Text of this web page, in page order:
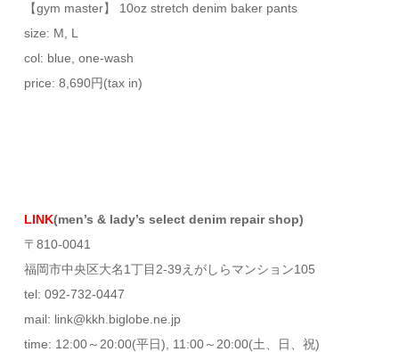
【gym master】 10oz stretch denim baker pants
size: M, L
col: blue, one-wash
price: 8,690円(tax in)
LINK(men’s & lady’s select denim repair shop)
〒810-0041
福岡市中央区大名1丁目2-39えがしらマンション105
tel: 092-732-0447
mail: link@kkh.biglobe.ne.jp
time: 12:00～20:00(平日), 11:00～20:00(土、日、祝)